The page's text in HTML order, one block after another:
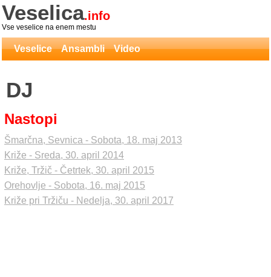
Veselica.info
Vse veselice na enem mestu
Veselice Ansambli Video
DJ
Nastopi
Šmarčna, Sevnica - Sobota, 18. maj 2013
Križe - Sreda, 30. april 2014
Križe, Tržič - Četrtek, 30. april 2015
Orehovlje - Sobota, 16. maj 2015
Križe pri Tržiču - Nedelja, 30. april 2017